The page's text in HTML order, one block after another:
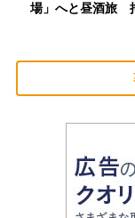
場」へと昼酒旅